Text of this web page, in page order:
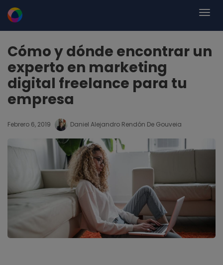
Cómo y dónde encontrar un
experto en marketing
digital freelance para tu
empresa
Febrero 6, 2019 Daniel Alejandro Rendón De Gouveia